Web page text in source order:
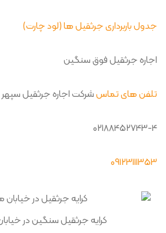
جدول باربرداری جرثقیل ها (لود چارت)
اجاره جرثقیل فوق سنگین
تلفن های تماسشرکت اجاره جرثقیل سپهر
02188452743-4
09123111353
کرایه جرثقیل سنگین در